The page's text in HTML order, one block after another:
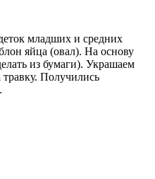
младших и средних
яйца (овал). На основу
из бумаги). Украшаем
Получились